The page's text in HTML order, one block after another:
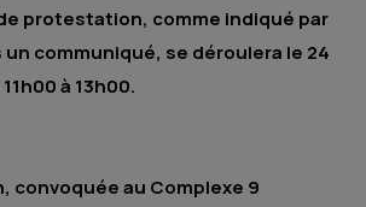
protestation, comme indiqué par
communiqué, se déroulera le 24
à 13h00.
convoquée au Complexe 9